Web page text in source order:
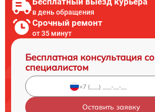
в день обращения
Срочный ремонт
от 35 минут
Бесплатная консультация со
специалистом
Оставить заявку